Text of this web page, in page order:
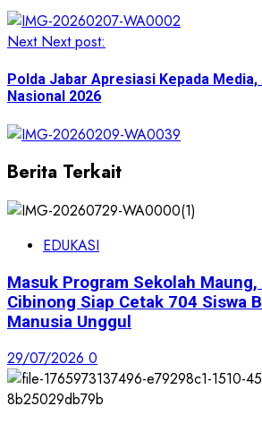
Next Next post:
Polda Jabar Apresiasi Kepada
Nasional 2026
Berita Terkait
EDUKASI
Masuk Program Sekolah Maung,
Cibinong Siap Cetak 704 Siswa
Manusia Unggul
29/07/2026 0